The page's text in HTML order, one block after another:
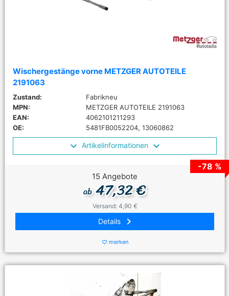
Wischergestänge vorne METZGER AUTOTEILE
2191063
Zustand:
Fabrikneu
MPN:
METZGER AUTOTEILE 2191063
EAN:
4062101211293
OE:
5481FB0052204, 13060862
Artikelinformationen
-78 %
15 Angebote
ab47,32 €
Versand: 4,90 €
Details keyboard_arrow_right
favorite_border merken